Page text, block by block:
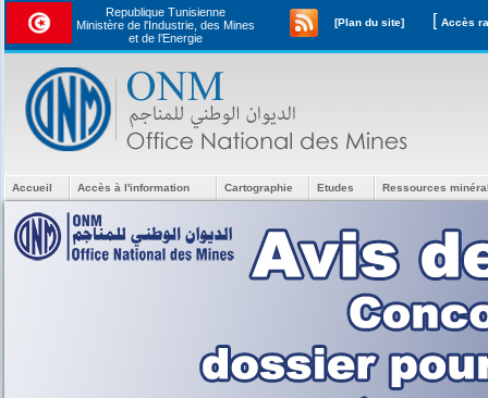
Republique Tunisienne
Ministère de l'Industrie, des Mines
et de l’Energie
[Plan du site] [
Accueil Accès à l'information Cartographie Etudes Ressources